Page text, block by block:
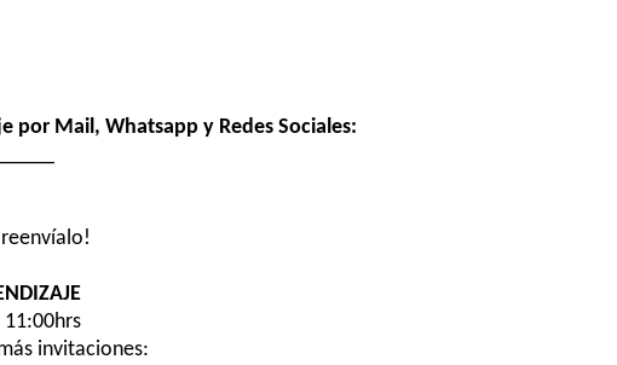
por Mail, Whatsapp y Redes Sociales:
invitaciones: